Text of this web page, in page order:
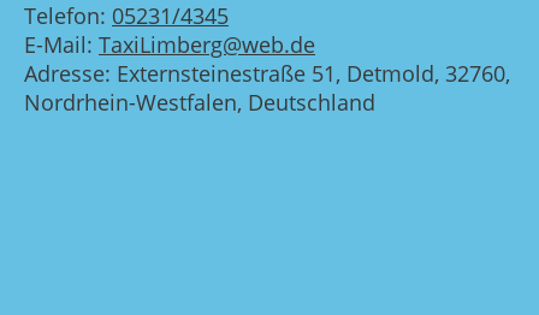
Telefon: 05231/4345
E-Mail: TaxiLimberg@web.de
Adresse: Externsteinestraße 51, Detmold, 32760,
Nordrhein-Westfalen, Deutschland